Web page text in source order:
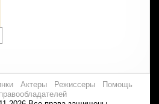
Актеры Режиссеры
Помощь